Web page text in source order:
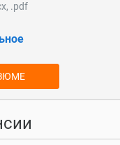
.pdf